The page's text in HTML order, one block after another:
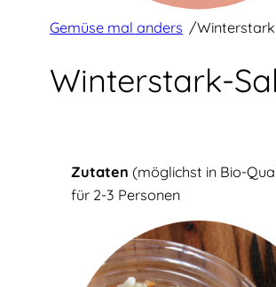
Gemüse mal anders /
Winterstark-
Zutaten (möglichst in Bio-
für 2-3 Personen